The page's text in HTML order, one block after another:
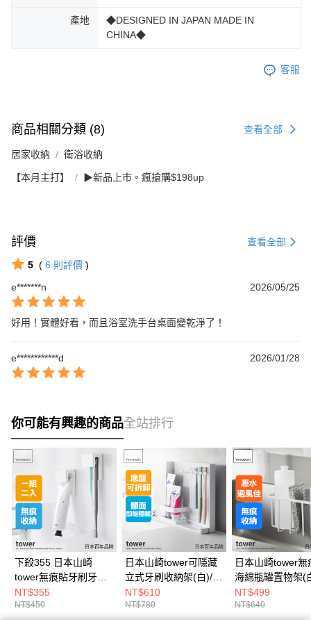
產地
◆DESIGNED IN JAPAN MADE IN
CHINA◆
客服
商品相關分類 (8) 查看全部
居家收納 衛浴收納
【本月主打】 ▶新品上市。瘋搶購$198up
評價 查看全部
5 ( 6 則評價 )
e*******n
2026/05/25
好用！實體好看，而且浴室洗手台桌面變乾淨了！
e************d 2026/01/28
你可能有興趣的商品全站排行
下殺355 日本山崎
tower無痕貼牙刷牙膏
架-2件組(白)/牙刷架/
牙刷置物架/衛浴收納
NT$355
NT$450
日本山崎tower可隱藏
立式牙刷收納架(白)/牙
刷置物架/牙刷架/衛浴
收納
NT$610
NT$780
日本山崎tower無
海綿瓶罐置物架(
止滑/收納架/水槽
NT$499
NT$640